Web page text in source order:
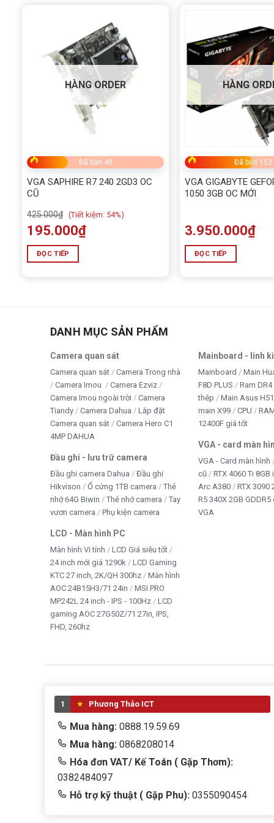
Tấn Phát AD – nơi bán hàng vì đam mê
HÀNG ORDER
Đã bán 48
VGA SAPHIRE R7 240 2GD3 OC
CŨ
425.000₫ (Tiết kiệm: 54%)
195.000₫
ĐỌC TIẾP
HÀNG
Đã bán 152
VGA GIGABYTE
1050 3GB OC MỚI
3.950.000₫
ĐỌC TIẾP
DANH MỤC SẢN PHẨM
Camera quan sát
Camera quan sát
Camera Trong nhà
Camera Imou
Camera Ezviz
Camera Imou ngoài trời
Camera
Tiandy
Camera Dahua
Lắp đặt
Camera quan sát
Camera Hero C1
4MP DAHUA
Đầu ghi - lưu trữ camera
Đầu ghi camera Dahua
Đầu ghi
Hikvison
Ổ cứng 1TB camera
Thẻ
nhớ 64G Biwin
Thẻ nhớ camera
Tay
vươn camera
Phụ kiện camera
LCD - Màn hình PC
Màn hình Vi tính
LCD Giá siêu tốt
24 inch mới giá 1290k
LCD Gaming
KTC 27 inch, 2K/QH 300hz
Màn hình
AOC 24B15H3/71 24in
MSI PRO
MP242L 24 inch - IPS - 100Hz
LCD
gaming AOC 27G50Z/71 27in, IPS,
FHD, 260hz
Mainboard - linh
Mainboard
Main
F8D PLUS
Ram
thép
Main Asus
main X99
CPU
12400F giá tốt
VGA - card màn
VGA - Card màn hình
cũ
RTX 4060 Ti 8GB
Arc A380
RTX 3090
R5 340X 2GB GDDR5
VGA
1 Phương Thảo ICT
Mua hàng: 0888.19.59.69
Mua hàng: 0868208014
Hóa đơn VAT/ Kế Toán ( Gặp Thơm):
0382484097
Hỗ trợ kỹ thuật ( Gặp Phu): 0355090454